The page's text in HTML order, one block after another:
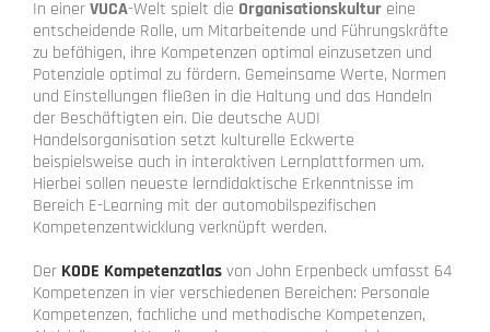
In einerVUCA-Welt spielt die Organisationskultur eine
entscheidende Rolle, um Mitarbeitende und Führungskräfte
zu befähigen, ihre Kompetenzen optimal einzusetzen und
Potenziale optimal zu fördern. Gemeinsame Werte, Normen
und Einstellungen fließen in die Haltung und das Handeln
der Beschäftigten ein. Die deutsche AUDI
Handelsorganisation setzt kulturelle Eckwerte
beispielsweise auch in interaktiven Lernplattformen um.
Hierbei sollen neueste lerndidaktische Erkenntnisse im
Bereich E-Learning mit der automobilspezifischen
Kompetenzentwicklung verknüpft werden.
Der KODE Kompetenzatlasvon John Erpenbeck umfasst 64
Kompetenzen in vier verschiedenen Bereichen: Personale
Kompetenzen, fachliche und methodische Kompetenzen,